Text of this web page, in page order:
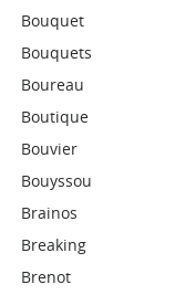
Bouquet
Bouquets
Boureau
Boutique
Bouvier
Bouyssou
Brainos
Breaking
Brenot